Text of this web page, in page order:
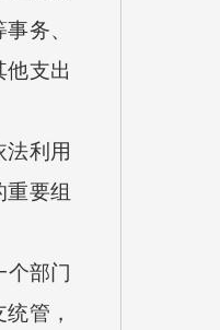
务、
支出
利用
要组
部门
管，